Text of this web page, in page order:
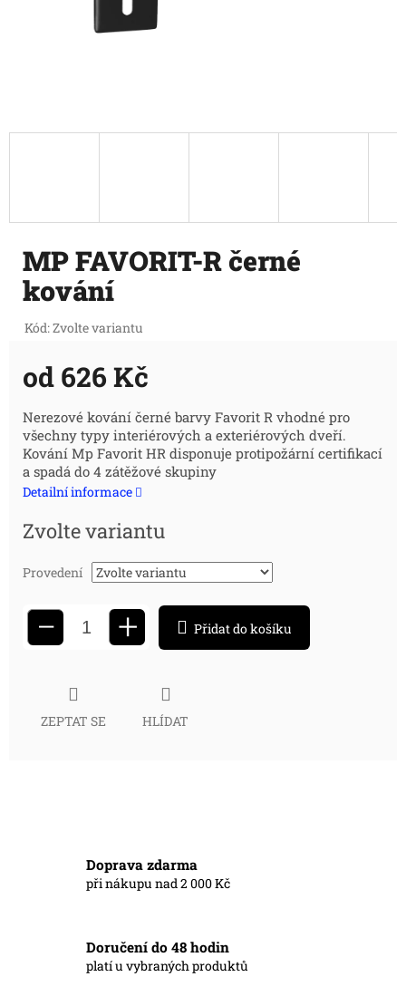
MP FAVORIT-R černé
kování
Kód:Zvolte variantu
od 626 Kč
Měrná
cena:
Nerezové kování černé barvy Favorit R vhodné pro
všechny typy interiérových a exteriérových dveří.
Kování Mp Favorit HR disponuje protipožární certifikací
a spadá do 4 zátěžové skupiny
Detailní informace
Zvolte variantu
Provedení
− + Přidat do košíku
ZEPTAT SE HLÍDAT
Doprava zdarma
při nákupu nad 2 000 Kč
Doručení do 48 hodin
platí u vybraných produktů